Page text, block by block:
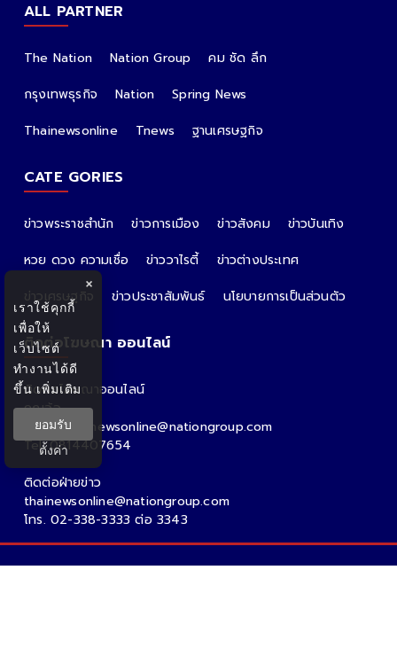
ALL PARTNER
The Nation Nation Group
คม ชัด ลึก
กรุงเทพธุรกิจ
Nation
Spring News
Thainewsonline
Tnews ฐานเศรษฐกิจ
CATE GORIES
ข่าวพระราชสำนัก ข่าวการเมือง ข่าวสังคม
ข่าวบันเทิง
หวย ดวง ความเชื่อ
ข่าววาไรตี้
ข่าวต่างประเทศ
ข่าวเศรษฐกิจ
ข่าวประชาสัมพันธ์ นโยบายการเป็นส่วนตัว
ติดต่อโฆษณา ออนไลน์
ติดต่อโฆษณาออนไลน์
คุณอ้อ
Email : thainewsonline@nationgroup.com
Tel: 0814407654
ติดต่อฝ่ายข่าว
thainewsonline@nationgroup.com
โทร. 02-338-3333 ต่อ 3343
×
เราใช้คุกกี้
เพื่อให้
เว็บไซต์
ทำงานได้ดี
ขึ้นเพิ่มเติม
ยอมรับ
ตั้งค่า